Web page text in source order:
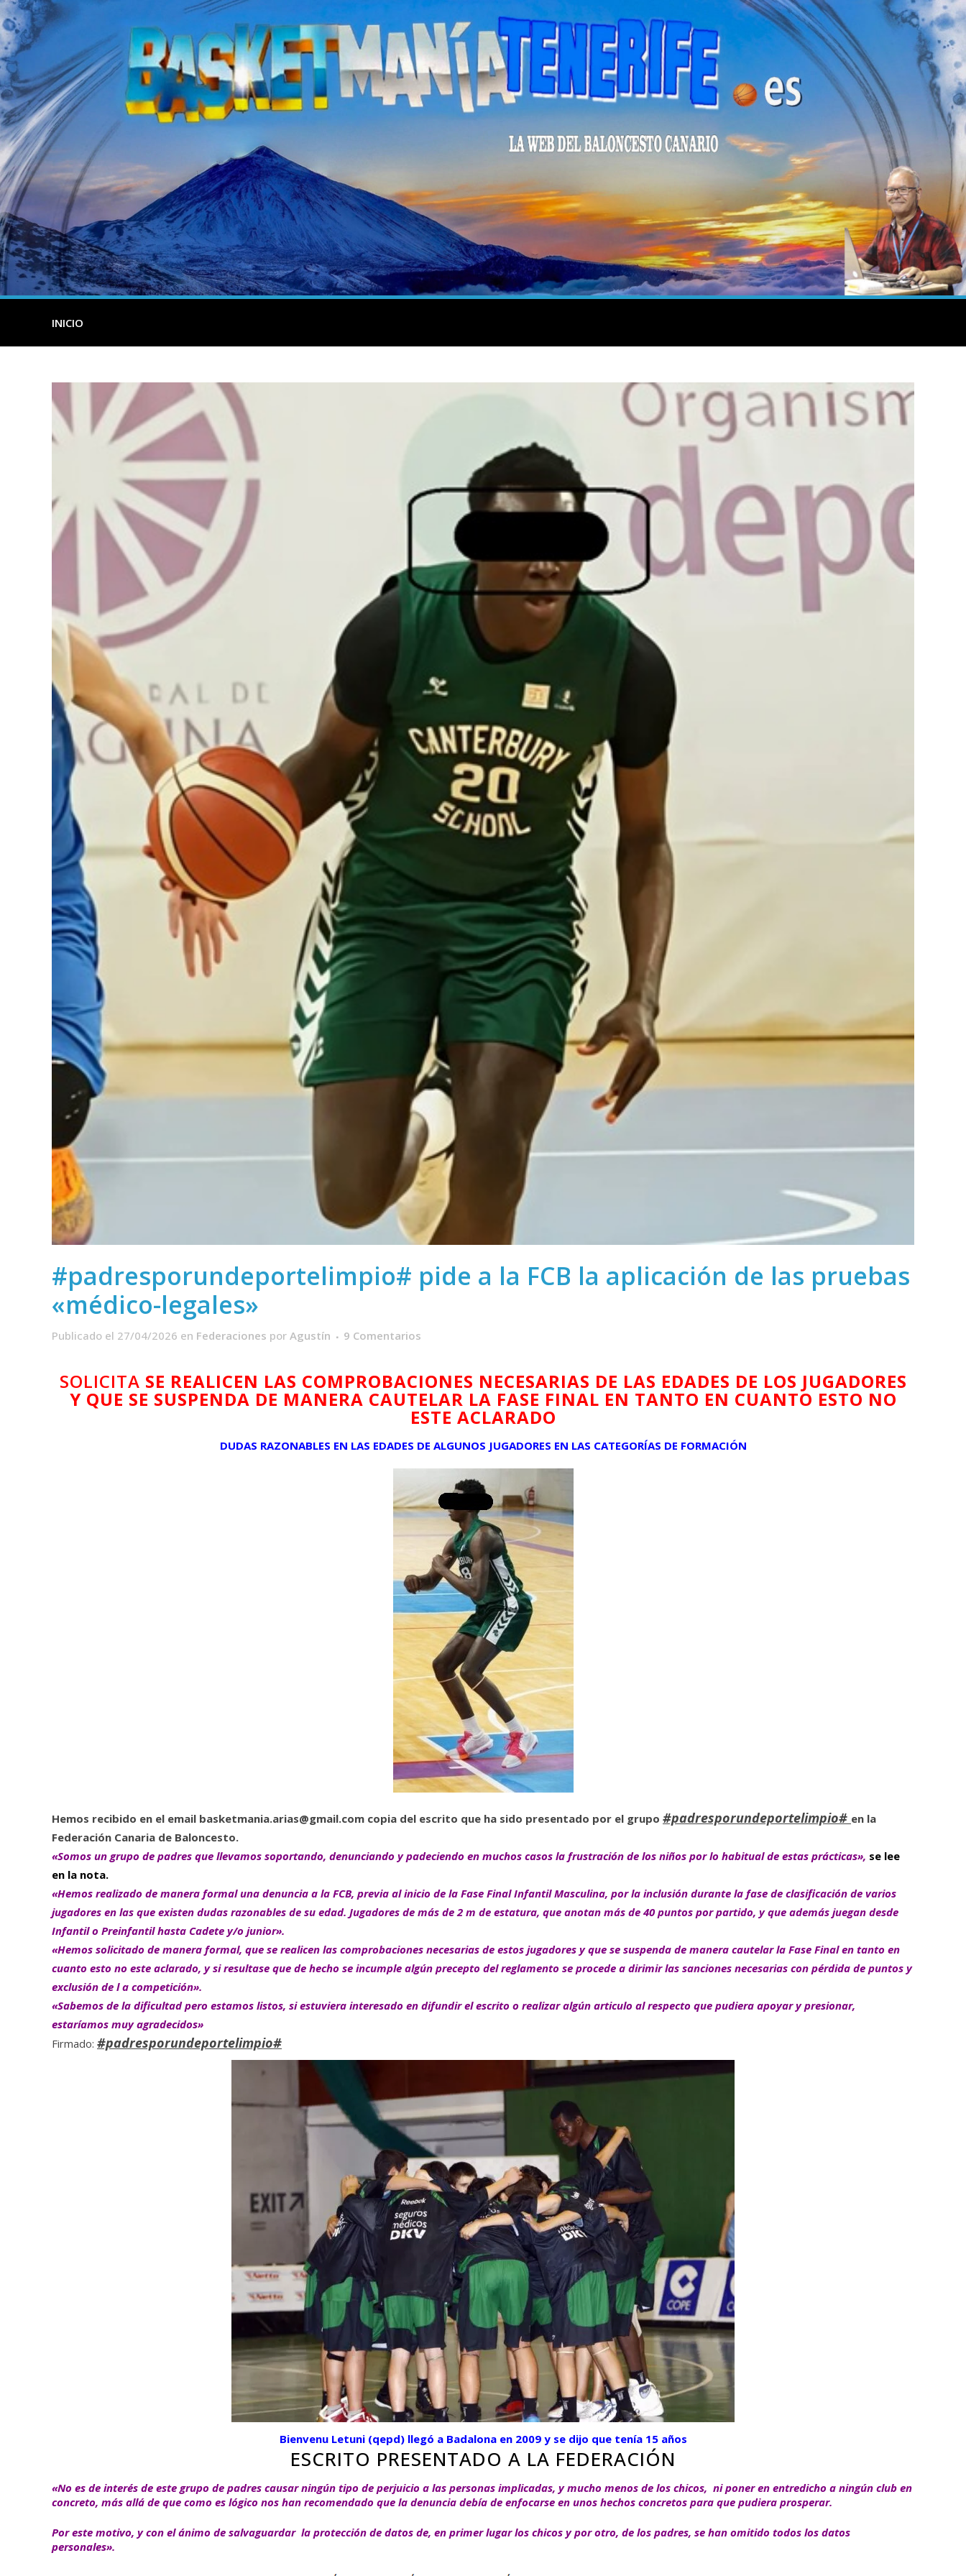
INICIO
#padresporundeportelimpio# pide a la FCB la aplicación de las pruebas
«médico-legales»
Publicado el 27/04/2026 en Federaciones por Agustín 9 Comentarios
SOLICITA SE REALICEN LAS COMPROBACIONES NECESARIAS DE LAS EDADES DE LOS JUGADORES
Y QUE SE SUSPENDA DE MANERA CAUTELAR LA FASE FINAL EN TANTO EN CUANTO ESTO NO
ESTE ACLARADO
DUDAS RAZONABLES EN LAS EDADES DE ALGUNOS JUGADORES EN LAS CATEGORÍAS DE FORMACIÓN
Hemos recibido en el email basketmania.arias@gmail.com copia del escrito que ha sido presentado por el grupo #padresporundeportelimpio# en la
Federación Canaria de Baloncesto.
«Somos un grupo de padres que llevamos soportando, denunciando y padeciendo en muchos casos la frustración de los niños por lo habitual de estas prácticas», se lee
en la nota.
«Hemos realizado de manera formal una denuncia a la FCB, previa al inicio de la Fase Final Infantil Masculina, por la inclusión durante la fase de clasificación de varios
jugadores en las que existen dudas razonables de su edad. Jugadores de más de 2 m de estatura, que anotan más de 40 puntos por partido, y que además juegan desde
Infantil o Preinfantil hasta Cadete y/o junior».
«Hemos solicitado de manera formal, que se realicen las comprobaciones necesarias de estos jugadores y que se suspenda de manera cautelar la Fase Final en tanto en
cuanto esto no este aclarado, y si resultase que de hecho se incumple algún precepto del reglamento se procede a dirimir las sanciones necesarias con pérdida de puntos y
exclusión de l a competición».
«Sabemos de la dificultad pero estamos listos, si estuviera interesado en difundir el escrito o realizar algún articulo al respecto que pudiera apoyar y presionar,
estaríamos muy agradecidos»
Firmado: #padresporundeportelimpio#
Bienvenu Letuni (qepd) llegó a Badalona en 2009 y se dijo que tenía 15 años
ESCRITO PRESENTADO A LA FEDERACIÓN
«No es de interés de este grupo de padres causar ningún tipo de perjuicio a las personas implicadas, y mucho menos de los chicos, ni poner en entredicho a ningún club en
concreto, más allá de que como es lógico nos han recomendado que la denuncia debía de enfocarse en unos hechos concretos para que pudiera prosperar.
Por este motivo, y con el ánimo de salvaguardar la protección de datos de, en primer lugar los chicos y por otro, de los padres, se han omitido todos los datos
personales».